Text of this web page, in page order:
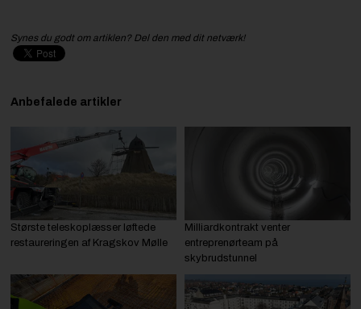
Synes du godt om artiklen? Del den med dit netværk!
Anbefalede artikler
Største teleskoplæsser løftede
restaureringen af Kragskov Mølle
Milliardkontrakt venter
entreprenørteam på
skybrudstunnel